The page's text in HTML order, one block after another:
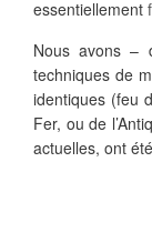
essentiellement
Nous avons –
techniques de
identiques (feu
Fer, ou de
actuelles, ont été